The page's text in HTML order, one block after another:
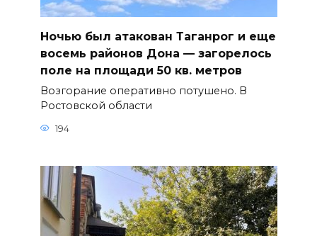
Ночью был атакован Таганрог и еще
восемь районов Дона — загорелось
поле на площади 50 кв. метров
Возгорание оперативно потушено. В
Ростовской области
194